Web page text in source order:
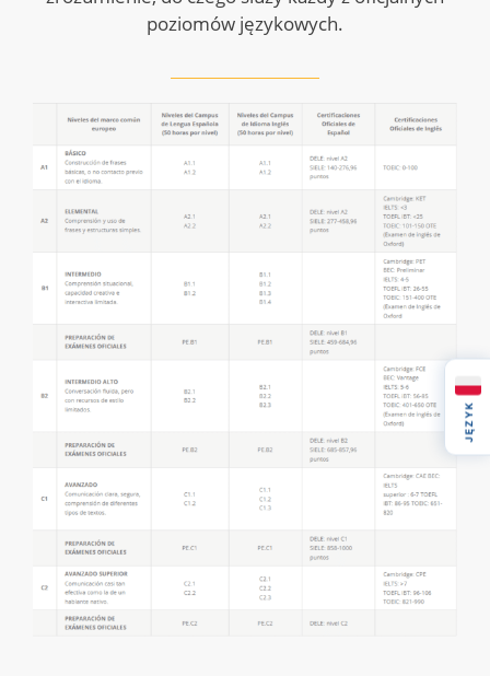
poziomów językowych.
JĘZYK